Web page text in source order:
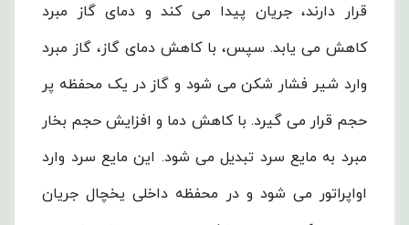
قرار دارند، جریان پیدا می کند و دمای گاز مبرد
کاهش می یابد. سپس، با کاهش دمای گاز، گاز مبرد
وارد شیر فشار شکن می شود و گاز در یک محفظه پر
حجم قرار می گیرد. با کاهش دما و افزایش حجم بخار
مبرد به مایع سرد تبدیل می شود. این مایع سرد وارد
اواپراتور می شود و در محفظه داخلی یخچال جریان